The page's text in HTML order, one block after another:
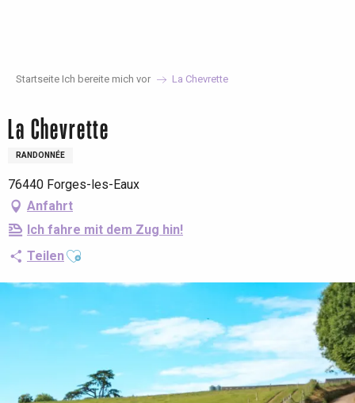
Startseite Ich bereite mich vor La Chevrette
La Chevrette
RANDONNÉE
76440 Forges-les-Eaux
Anfahrt
Ich fahre mit dem Zug hin!
TeilenAjouter aux favoris